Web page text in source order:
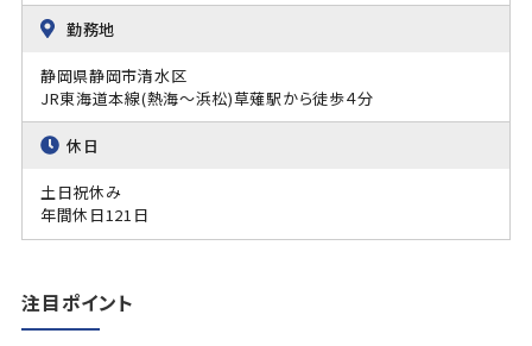
勤務地
静岡県静岡市清水区
JR東海道本線(熱海～浜松)草薙駅から徒歩４分
休日
土日祝休み
年間休日121日
注目ポイント